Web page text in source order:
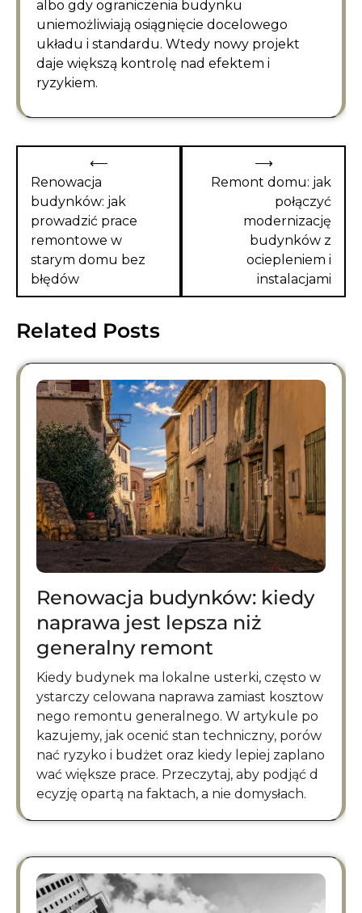
albo gdy ograniczenia budynku
uniemożliwiają osiągnięcie docelowego
układu i standardu. Wtedy nowy projekt
daje większą kontrolę nad efektem i
ryzykiem.
Nawigacja
wpisu
⟵
Renowacja
budynków: jak
prowadzić prace
remontowe w
starym domu bez
błędów
Remont domu: jak
połączyć
modernizację
budynków z
ociepleniem i
instalacjami
⟶
Related Posts
Renowacja budynków: kiedy
naprawa jest lepsza niż
generalny remont
Kiedy budynek ma lokalne usterki, często w
ystarczy celowana naprawa zamiast kosztow
nego remontu generalnego. W artykule po
kazujemy, jak ocenić stan techniczny, porów
nać ryzyko i budżet oraz kiedy lepiej zaplano
wać większe prace. Przeczytaj, aby podjąć d
ecyzję opartą na faktach, a nie domysłach.